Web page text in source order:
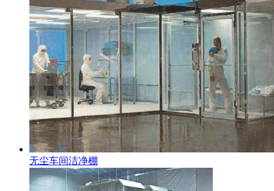
无尘车间洁净棚